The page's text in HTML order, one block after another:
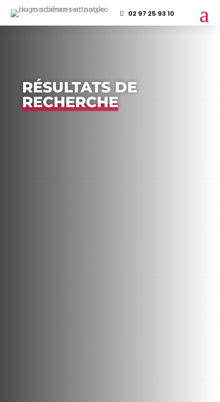
02 97 25 93 10 a
RÉSULTATS DE
RECHERCHE